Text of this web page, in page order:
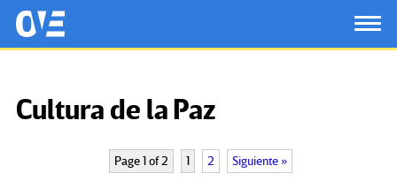
Saltar al contenido principal
OtrasVocesenEducacion.org
Cultura de la Paz
Page 1 of 2 1 2 Siguiente »